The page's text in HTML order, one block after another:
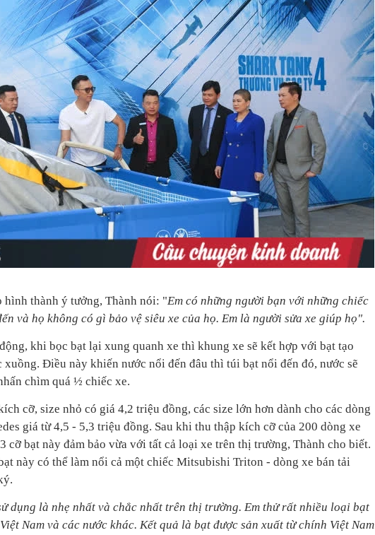
hình thành ý tưởng, Thành nói: "Em có những người bạn với những chiếc
và họ không có gì bảo vệ siêu xe của họ. Em là người sửa xe giúp họ".
khi bọc bạt lại xung quanh xe thì khung xe sẽ kết hợp với bạt tạo
xuồng. Điều này khiến nước nổi đến đâu thì túi bạt nổi đến đó, nước sẽ
chìm quá ½ chiếc xe.
cỡ, size nhỏ có giá 4,2 triệu đồng, các size lớn hơn dành cho các dòng
giá từ 4,5 - 5,3 triệu đồng. Sau khi thu thập kích cỡ của 200 dòng xe
cỡ bạt này đảm bảo vừa với tất cả loại xe trên thị trường, Thành cho biết.
này có thể làm nổi cả một chiếc Mitsubishi Triton - dòng xe bán tải
dụng là nhẹ nhất và chắc nhất trên thị trường. Em thử rất nhiều loại bạt
Nam và các nước khác. Kết quả là bạt được sản xuất từ chính Việt Nam